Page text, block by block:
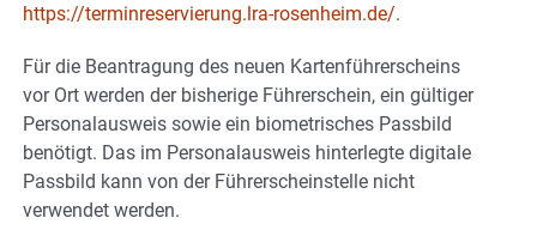
https://terminreservierung.lra-rosenheim.de/.
Für die Beantragung des neuen Kartenführerscheins
vor Ort werden der bisherige Führerschein, ein gültiger
Personalausweis sowie ein biometrisches Passbild
benötigt. Das im Personalausweis hinterlegte digitale
Passbild kann von der Führerscheinstelle nicht
verwendet werden.